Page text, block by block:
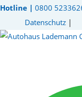
Hotline | 0800
Datenschutz |